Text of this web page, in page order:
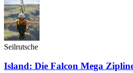
Seilrutsche
Island: Die Falcon Mega